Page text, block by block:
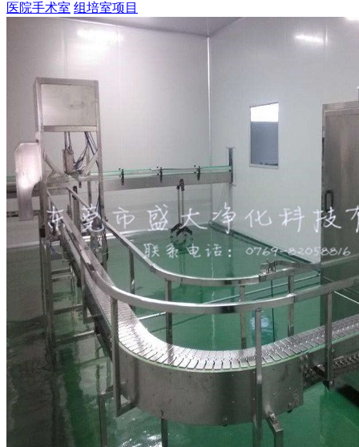
医院手术室 组培室项目